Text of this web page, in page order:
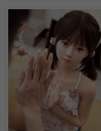
10%OFF